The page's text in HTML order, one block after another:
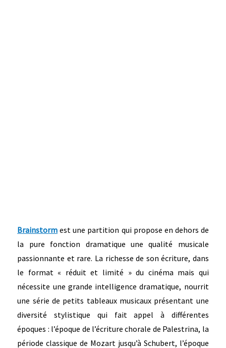
Brainstorm est une partition qui propose en dehors de
la pure fonction dramatique une qualité musicale
passionnante et rare. La richesse de son écriture, dans
le format « réduit et limité » du cinéma mais qui
nécessite une grande intelligence dramatique, nourrit
une série de petits tableaux musicaux présentant une
diversité stylistique qui fait appel à différentes
époques : l’époque de l’écriture chorale de Palestrina, la
période classique de Mozart jusqu’à Schubert, l’époque